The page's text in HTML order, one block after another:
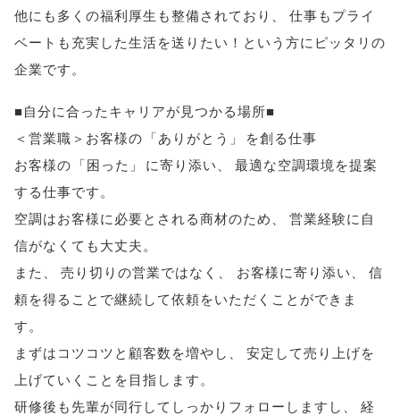
他にも多くの福利厚生も整備されており
仕事もプライ
ベートも充実した生活を送りたい！という方にピッタリの
企業です。
■自分に合ったキャリアが見つかる場所■
＜営業職＞お客様の 「ありがとう 」
を創る仕事
お客様の 「困った 」 に寄り添い
最適な空調環境を提案
する仕事です。
空調はお客様に必要とされる商材のため
営業経験に自
信がなくても大丈夫。
また
売り切りの営業ではなく お客様に寄り添い
信
頼を得ることで継続して依頼をいただくことができま
す。
まずはコツコツと顧客数を増やし
安定して売り上げを
上げていくことを目指します。
研修後も先輩が同行してしっかりフォローしますし
経